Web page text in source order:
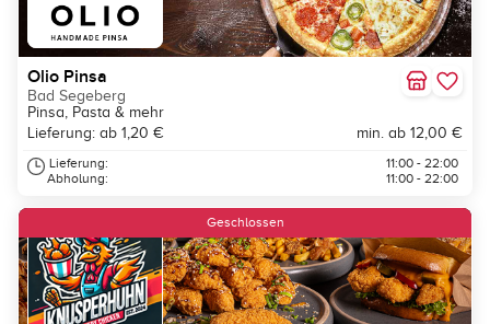
Olio Pinsa
Bad Segeberg
Pinsa, Pasta & mehr
Lieferung: ab 1,20 €
min. ab 12,00 €
Lieferung:
Abholung:
11:00 - 22:00
11:00 - 22:00
Geschlossen